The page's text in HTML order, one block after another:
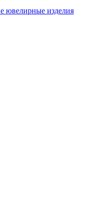
ювелирные изделия